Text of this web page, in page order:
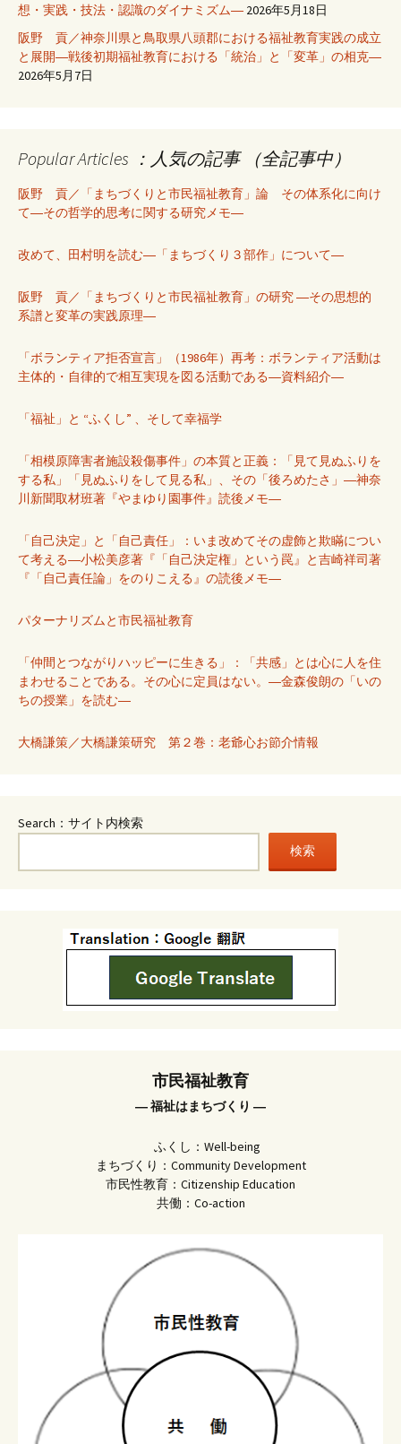
想・実践・技法・認識のダイナミズム― 2026年5月18日
阪野 貢／神奈川県と鳥取県八頭郡における福祉教育実践の成立
と展開―戦後初期福祉教育における「統治」と「変革」の相克―
2026年5月7日
Popular Articles ：人気の記事 （全記事中）
阪野 貢／「まちづくりと市民福祉教育」論 その体系化に向け
て―その哲学的思考に関する研究メモ―
改めて、田村明を読む―「まちづくり３部作」について―
阪野 貢／「まちづくりと市民福祉教育」の研究 ―その思想的
系譜と変革の実践原理―
「ボランティア拒否宣言」（1986年）再考：ボランティア活動は
主体的・自律的で相互実現を図る活動である―資料紹介―
「福祉」と “ふくし” 、そして幸福学
「相模原障害者施設殺傷事件」の本質と正義：「見て見ぬふりを
する私」「見ぬふりをして見る私」、その「後ろめたさ」―神奈
川新聞取材班著『やまゆり園事件』読後メモ―
「自己決定」と「自己責任」：いま改めてその虚飾と欺瞞につい
て考える―小松美彦著『「自己決定権」という罠』と吉崎祥司著
『「自己責任論」をのりこえる』の読後メモ―
パターナリズムと市民福祉教育
「仲間とつながりハッピーに生きる」：「共感」とは心に人を住
まわせることである。その心に定員はない。―金森俊朗の「いの
ちの授業」を読む―
大橋謙策／大橋謙策研究 第２巻：老爺心お節介情報
Search：サイト内検索
検索
市民福祉教育
― 福祉はまちづくり ―
ふくし：Well-being
まちづくり：Community Development
市民性教育：Citizenship Education
共働：Co-action